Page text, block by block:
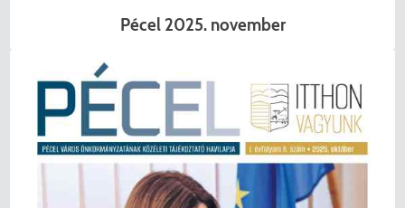
Pécel 2025. november